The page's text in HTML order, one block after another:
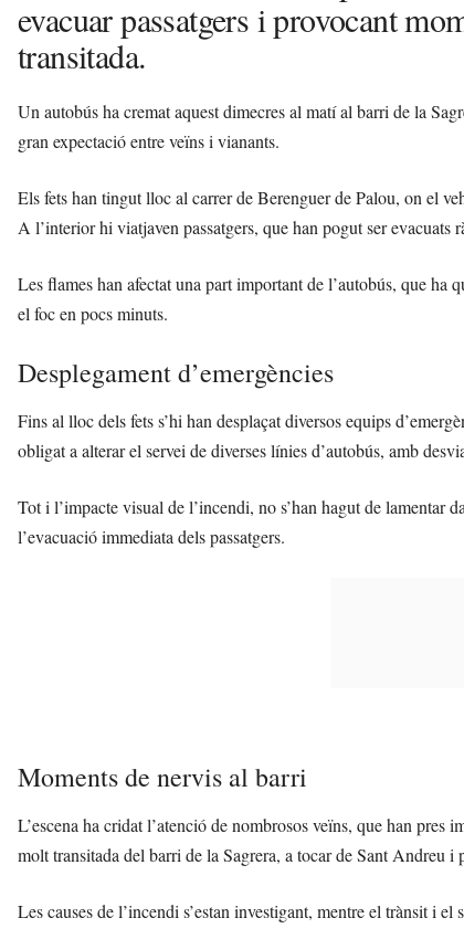
evacuar passatgers i provocant
transitada.
Un autobús ha cremat aquest dimecres al matí al barri de la
gran expectació entre veïns i vianants.
Els fets han tingut lloc al carrer de Berenguer de Palou, on el
A l’interior hi viatjaven passatgers, que han pogut ser evacuats
Les flames han afectat una part important de l’autobús, que
el foc en pocs minuts.
Desplegament d’emergències
Fins al lloc dels fets s’hi han desplaçat diversos equips
obligat a alterar el servei de diverses línies d’autobús, amb
Tot i l’impacte visual de l’incendi, no s’han hagut de lamentar
l’evacuació immediata dels passatgers.
Moments de nervis al barri
L’escena ha cridat l’atenció de nombrosos veïns, que han
molt transitada del barri de la Sagrera, a tocar de Sant Andreu i
Les causes de l’incendi s’estan investigant, mentre el trànsit i